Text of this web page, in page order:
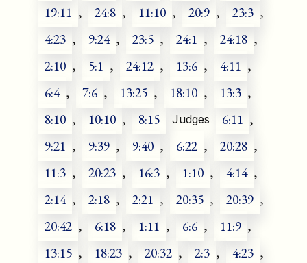
19:11 , 24:8 , 11:10 , 20:9 , 23:3 ,
4:23 , 9:24 , 23:5 , 24:1 , 24:18 ,
2:10 , 5:1 , 24:12 , 13:6 , 4:11 ,
6:4 , 7:6 , 13:25 , 18:10 , 13:3 ,
8:10 , 10:10 , 8:15 Judges 6:11 ,
9:21 , 9:39 , 9:40 , 6:22 , 20:28 ,
11:3 , 20:23 , 16:3 , 1:10 , 4:14 ,
2:14 , 2:18 , 2:21 , 20:35 , 20:39 ,
20:42 , 6:18 , 1:11 , 6:6 , 11:9 ,
13:15 , 18:23 , 20:32 , 2:3 , 4:23 ,